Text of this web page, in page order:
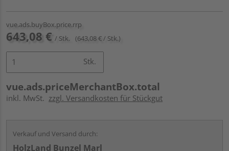
vue.ads.buyBox.price.rrp
643,08 € / Stk. (643,08 € / Stk.)
Stk.
vue.ads.priceMerchantBox.total
inkl. MwSt. zzgl. Versandkosten für Stückgut
Verkauf und Versand durch:
HolzLand Bunzel Marl